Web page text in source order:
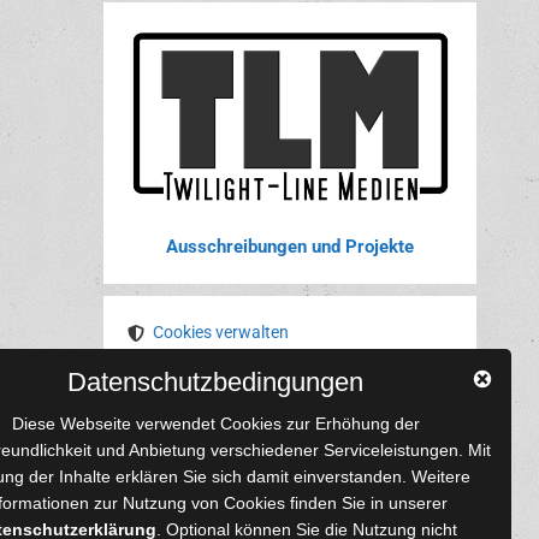
Ausschreibungen und Projekte
Cookies verwalten
YouTube
Tumblr
Pinterest
Instagram
X RSS-Feed
Autoren Content-Design
Datenschutzbedingungen
Diese Webseite verwendet Cookies zur Erhöhung der
und Anbietung verschiedener Serviceleistungen. Mit
der Inhalte erklären Sie sich damit einverstanden. Weitere
zur Nutzung von Cookies finden Sie in unserer
. Optional können Sie die Nutzung nicht